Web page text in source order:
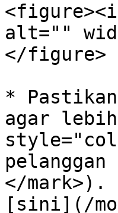
alt=""
</figure>
*
agar
</
[sini](/